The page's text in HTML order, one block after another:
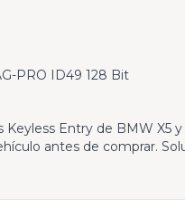
PRO ID49 128 Bit
Entry de BMW X5
antes de comprar.